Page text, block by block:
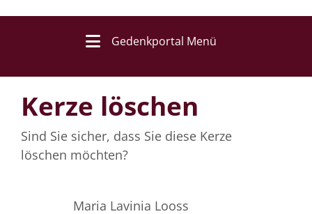
Gedenkportal Menü
Kerze löschen
Sind Sie sicher, dass Sie diese Kerze
löschen möchten?
Maria Lavinia Looss